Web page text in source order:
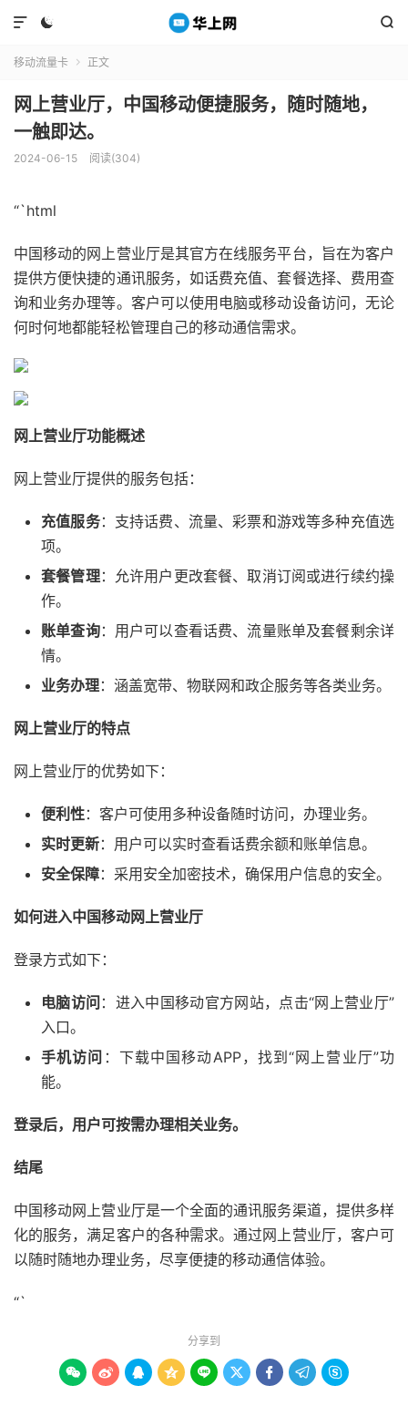
 

移动流量卡  正文
网上营业厅，中国移动便捷服务，随时随地，
一触即达。
2024-06-15 阅读(304)
“`html
中国移动的网上营业厅是其官方在线服务平台，旨在为客户
提供方便快捷的通讯服务，如话费充值、套餐选择、费用查
询和业务办理等。客户可以使用电脑或移动设备访问，无论
何时何地都能轻松管理自己的移动通信需求。
网上营业厅功能概述
网上营业厅提供的服务包括：
充值服务：支持话费、流量、彩票和游戏等多种充值选
项。
套餐管理：允许用户更改套餐、取消订阅或进行续约操
作。
账单查询：用户可以查看话费、流量账单及套餐剩余详
情。
业务办理：涵盖宽带、物联网和政企服务等各类业务。
网上营业厅的特点
网上营业厅的优势如下：
便利性：客户可使用多种设备随时访问，办理业务。
实时更新：用户可以实时查看话费余额和账单信息。
安全保障：采用安全加密技术，确保用户信息的安全。
如何进入中国移动网上营业厅
登录方式如下：
电脑访问 ：进入中国移动官方网站，点击“网上营业厅”
入口。
手机访问 ：下载中国移动APP，找到“网上营业厅”功
能。
登录后，用户可按需办理相关业务。
结尾
中国移动网上营业厅是一个全面的通讯服务渠道，提供多样
化的服务，满足客户的各种需求。通过网上营业厅，客户可
以随时随地办理业务，尽享便捷的移动通信体验。
“`
分享到
        